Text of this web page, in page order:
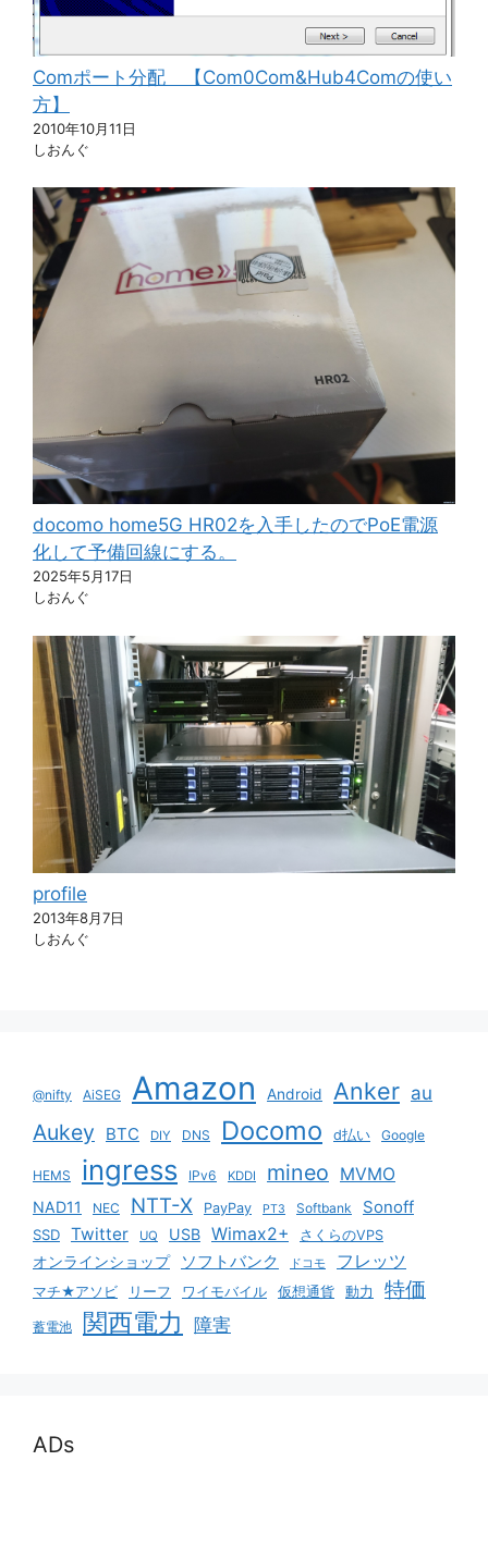
Comポート分配 【Com0Com&Hub4Comの使い
方】
2010年10月11日
しおんぐ
docomo home5G HR02を入手したのでPoE電源
化して予備回線にする。
2025年5月17日
しおんぐ
profile
2013年8月7日
しおんぐ
@nifty AiSEG Amazon Android Anker au
Aukey BTC DIY DNS Docomo d払い Google
HEMS ingress IPv6 KDDI mineo MVMO
NAD11 NEC NTT-X PayPay PT3 Softbank Sonoff
SSD Twitter UQ USB Wimax2+ さくらのVPS
オンラインショップ ソフトバンク ドコモ フレッツ
マチ★アソビ リーフ ワイモバイル 仮想通貨 動力 特価
蓄電池 関西電力 障害
ADs